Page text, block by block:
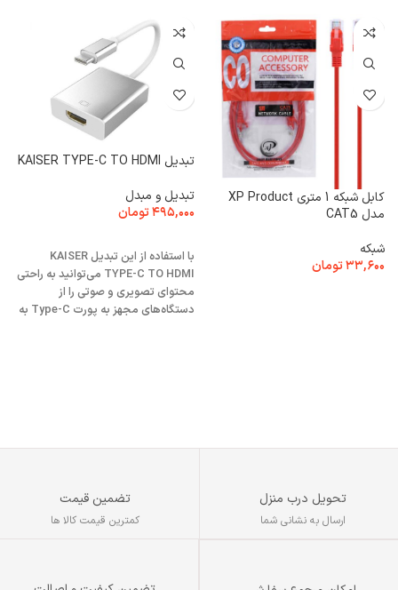
کابل شبکه 1 متری XP Product
مدل CAT5
شبکه
۳۳,۶۰۰تومان
تبدیل KAISER TYPE-C TO HDMI
تبدیل و مبدل
۴۹۵,۰۰۰تومان
با استفاده از این تبدیل KAISER
TYPE-C TO HDMI می‌توانید به راحتی
محتوای تصویری و صوتی را از
دستگاه‌های مجهز به پورت Type-C به
تحویل درب منزل
ارسال به نشانی شما
تضمین قیمت
کمترین قیمت کالا ها